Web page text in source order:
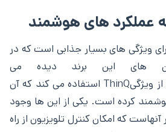
عملکرد های هوشمند
جینانو 90 دارای ویژگی های بسیار جذابی است که در
های این برند دیده می
شود.تلویزیونNANO90 از ویژگیThinQ استفاده می کند که آن
کرده است. یکی از این ها وجود
که امکان کنترل تلویزیون از راه